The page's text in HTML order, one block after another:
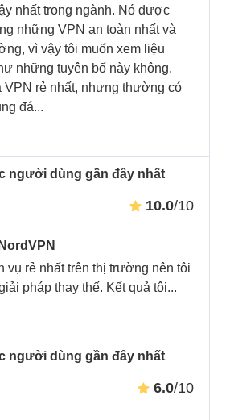
nhất trong ngành. Nó được
những VPN an toàn nhất và
vì vậy tôi muốn xem liệu
những tuyên bố này không.
VPN rẻ nhất, nhưng thường có
đá...
người dùng gần đây nhất
10.0/10
vụ rẻ nhất trên thị trường nên tôi
pháp thay thế. Kết quả tôi...
người dùng gần đây nhất
6.0/10